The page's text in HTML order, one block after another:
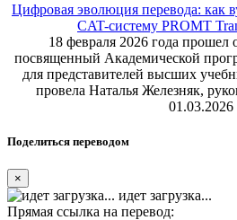
Цифровая эволюция перевода: как
CAT-систему PROMT
18 февраля 2026 года прошел
посвященный Академической
для представителей высших
провела Наталья Железняк,
01.03.2026
Поделиться переводом
×
идет загрузка...
Прямая ссылка на перевод: